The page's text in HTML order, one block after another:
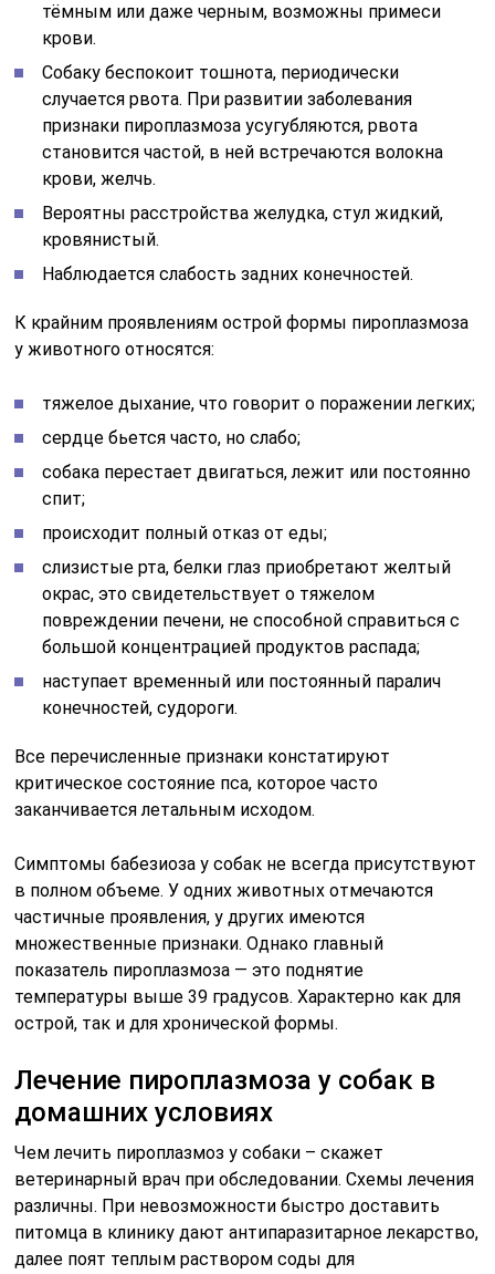
тёмным или даже черным, возможны примеси
крови.
Собаку беспокоит тошнота, периодически
случается рвота. При развитии заболевания
признаки пироплазмоза усугубляются, рвота
становится частой, в ней встречаются волокна
крови, желчь.
Вероятны расстройства желудка, стул жидкий,
кровянистый.
Наблюдается слабость задних конечностей.
К крайним проявлениям острой формы пироплазмоза
у животного относятся:
тяжелое дыхание, что говорит о поражении легких;
сердце бьется часто, но слабо;
собака перестает двигаться, лежит или постоянно
спит;
происходит полный отказ от еды;
слизистые рта, белки глаз приобретают желтый
окрас, это свидетельствует о тяжелом
повреждении печени, не способной справиться с
большой концентрацией продуктов распада;
наступает временный или постоянный паралич
конечностей, судороги.
Все перечисленные признаки констатируют
критическое состояние пса, которое часто
заканчивается летальным исходом.
Симптомы бабезиоза у собак не всегда присутствуют
в полном объеме. У одних животных отмечаются
частичные проявления, у других имеются
множественные признаки. Однако главный
показатель пироплазмоза — это поднятие
температуры выше 39 градусов. Характерно как для
острой, так и для хронической формы.
Лечение пироплазмоза у собак в
домашних условиях
Чем лечить пироплазмоз у собаки – скажет
ветеринарный врач при обследовании. Схемы лечения
различны. При невозможности быстро доставить
питомца в клинику дают антипаразитарное лекарство,
далее поят теплым раствором соды для